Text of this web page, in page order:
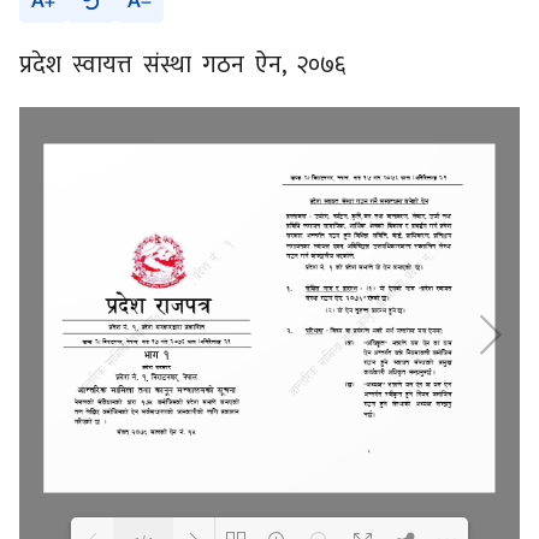
प्रदेश स्वायत्त संस्था गठन ऐन, २०७६